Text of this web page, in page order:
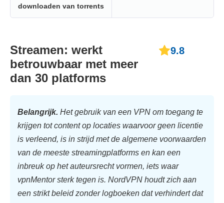
downloaden van torrents
Streamen: werkt
betrouwbaar met meer
dan 30 platforms
9.8
Belangrijk. Het gebruik van een VPN om toegang te
krijgen tot content op locaties waarvoor geen licentie
is verleend, is in strijd met de algemene voorwaarden
van de meeste streamingplatforms en kan een
inbreuk op het auteursrecht vormen, iets waar
vpnMentor sterk tegen is. NordVPN houdt zich aan
een strikt beleid zonder logboeken dat verhindert dat